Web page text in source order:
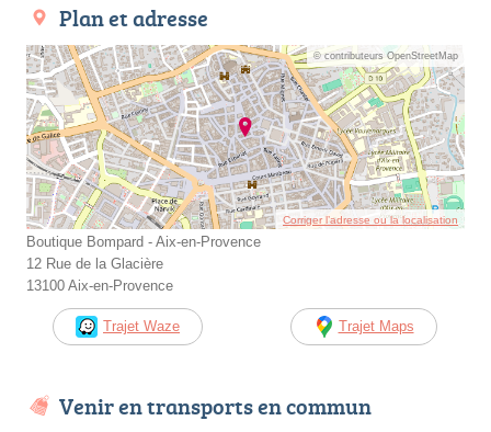
Plan et adresse
© contributeurs OpenStreetMap
Corriger l’adresse ou la localisation
Boutique Bompard - Aix-en-Provence
12 Rue de la Glacière
13100 Aix-en-Provence
Trajet Waze Trajet Maps
Venir en transports en commun